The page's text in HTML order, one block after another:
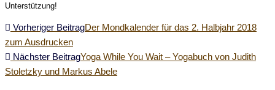
Unterstützung!
Weitere
Artikel
ansehen
Vorheriger BeitragDer Mondkalender für das 2. Halbjahr 2018
zum Ausdrucken
Nächster BeitragYoga While You Wait – Yogabuch von Judith
Stoletzky und Markus Abele